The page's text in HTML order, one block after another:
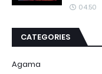
04.50
CATEGORIES
Agama